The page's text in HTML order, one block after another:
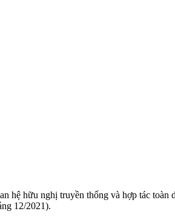
hệ hữu nghị truyền thống và hợp tác
12/2021).